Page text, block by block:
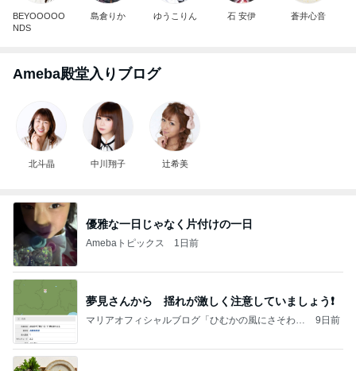
BEYOOOOO
NDS
島倉りか ゆうこりん 石 安伊 蒼井心音
Ameba殿堂入りブログ
北斗晶 中川翔子 辻希美
優雅な一日じゃなく片付けの一日
Amebaトピックス 1日前
夢見さんから 揺れが激しく注意していましょう❗️
マリアオフィシャルブログ「ひむかの風にさそわれ
9日前